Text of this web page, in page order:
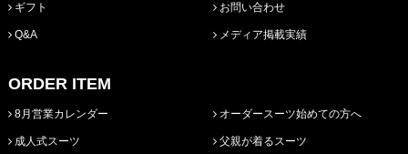
ギフト
Q&A
お問い合わせ
メディア掲載実績
ORDER ITEM
8月営業カレンダー
成人式スーツ
オーダースーツ始めての方へ
父親が着るスーツ